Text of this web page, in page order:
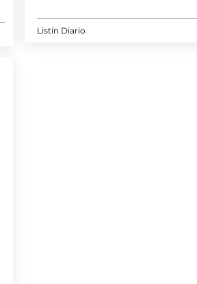
Listín Diario